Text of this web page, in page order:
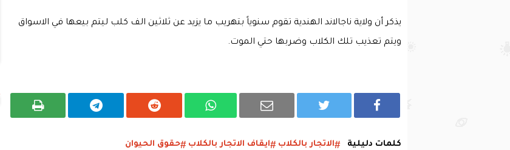
يذكر أن ولاية ناجالاند الهندية تقوم سنوياً بتهريب ما يزيد عن ثلاثين الف كلب ليتم بيعها في الاسواق
ويتم تعذيب تلك الكلاب وضربها حتي الموت.
كلمات دليلية الاتجار بالكلاب ايقاف الاتجار بالكلاب
حقوق الحيوان